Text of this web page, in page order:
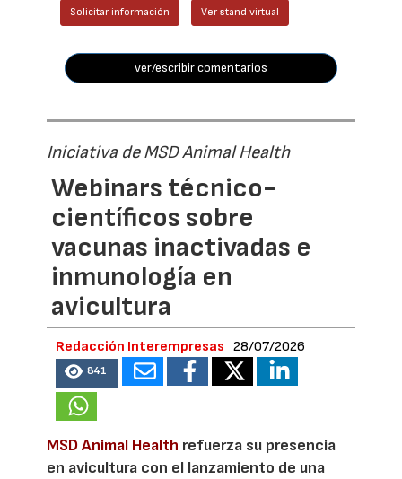
Solicitar información Ver stand virtual
ver/escribir comentarios
Iniciativa de MSD Animal Health
Webinars técnico-
científicos sobre
vacunas inactivadas e
inmunología en
avicultura
Redacción Interempresas 28/07/2026
841
MSD Animal Health refuerza su presencia
en avicultura con el lanzamiento de una